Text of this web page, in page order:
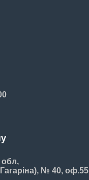
обл,
№ 40, оф.55